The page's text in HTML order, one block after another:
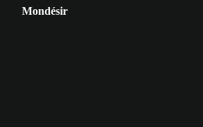
Mondésir